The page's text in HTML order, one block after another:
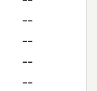
--
--
--
--